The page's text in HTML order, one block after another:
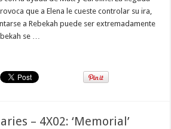
que a Elena le cueste controlar su ira,
a Rebekah puede ser extremadamente
se …
– 4X02: ‘Memorial’